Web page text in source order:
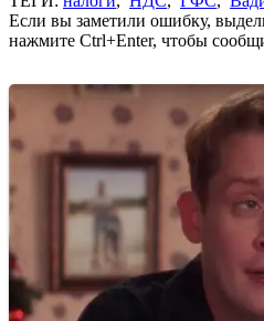
Если вы заметили ошибку,
нажмите Ctrl+Enter, чтобы